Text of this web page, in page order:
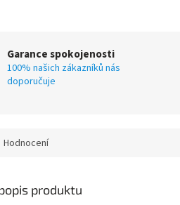
Garance spokojenosti
100% našich zákazníků nás
doporučuje
Hodnocení
produktu